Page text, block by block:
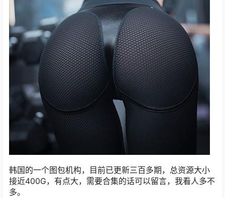
韩国的一个图包机构，目前已更新三百多期，总资源大小
接近400G，有点大，需要合集的话可以留言，我看人多不
多。